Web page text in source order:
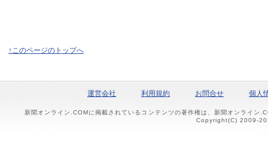
↑このページのトップへ
運営会社 利用規約 お問合せ 個人
新聞オンライン.COMに掲載されているコンテンツの著作権は、新聞オンライン
Copyright(C) 2009-